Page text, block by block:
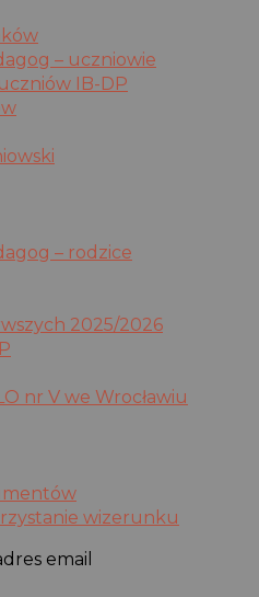
– uczniowie
IB-DP
– rodzice
2025/2026
nr V we Wrocławiu
wizerunku
email